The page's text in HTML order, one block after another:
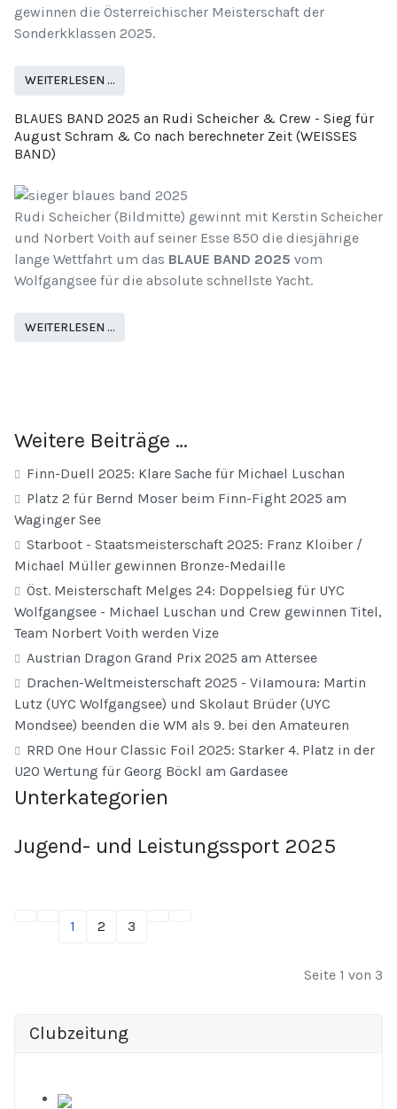
gewinnen die Österreichischer Meisterschaft der
Sonderkklassen 2025.
WEITERLESEN …
BLAUES BAND 2025 an Rudi Scheicher & Crew - Sieg für
August Schram & Co nach berechneter Zeit (WEISSES
BAND)
Rudi Scheicher (Bildmitte) gewinnt mit Kerstin Scheicher
und Norbert Voith auf seiner Esse 850 die diesjährige
lange Wettfahrt um das BLAUE BAND 2025 vom
Wolfgangsee für die absolute schnellste Yacht.
WEITERLESEN …
Weitere Beiträge …
Finn-Duell 2025: Klare Sache für Michael Luschan
Platz 2 für Bernd Moser beim Finn-Fight 2025 am
Waginger See
Starboot - Staatsmeisterschaft 2025: Franz Kloiber /
Michael Müller gewinnen Bronze-Medaille
Öst. Meisterschaft Melges 24: Doppelsieg für UYC
Wolfgangsee - Michael Luschan und Crew gewinnen Titel,
Team Norbert Voith werden Vize
Austrian Dragon Grand Prix 2025 am Attersee
Drachen-Weltmeisterschaft 2025 - ViIamoura: Martin
Lutz (UYC Wolfgangsee) und Skolaut Brüder (UYC
Mondsee) beenden die WM als 9. bei den Amateuren
RRD One Hour Classic Foil 2025: Starker 4. Platz in der
U20 Wertung für Georg Böckl am Gardasee
Unterkategorien
Jugend- und Leistungssport 2025
1 2 3
Seite 1 von 3
Clubzeitung